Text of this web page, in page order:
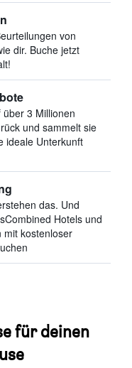
von
dir. Buche jetzt
3 Millionen
und sammelt sie
ideale Unterkunft
das. Und
Hotels und
mit kostenloser
für deinen